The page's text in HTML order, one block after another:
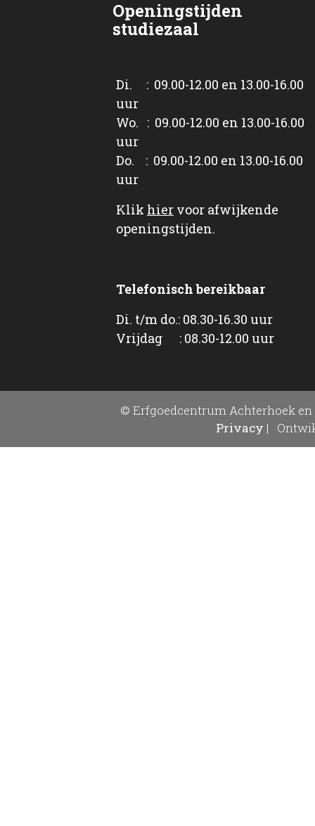
Openingstijden
studiezaal
Di. : 09.00-12.00 en 13.00-16.00
uur
Wo. : 09.00-12.00 en 13.00-16.00
uur
Do. : 09.00-12.00 en 13.00-16.00
uur
Klik hier voor afwijkende
openingstijden.
Telefonisch bereikbaar
Di. t/m do.: 08.30-16.30 uur
Vrijdag : 08.30-12.00 uur
© Erfgoedcentrum Achterhoek en
Privacy |